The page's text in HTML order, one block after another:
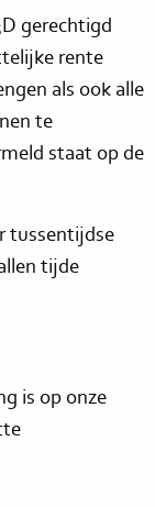
gerechtigd
rente
als ook alle
te
staat op de
tussentijdse
tijde
is op onze